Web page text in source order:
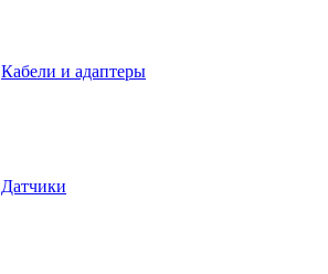
Кабели и адаптеры
Датчики